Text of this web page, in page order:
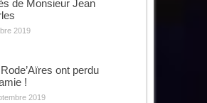
de Monsieur Jean
2019
ont perdu
!
2019